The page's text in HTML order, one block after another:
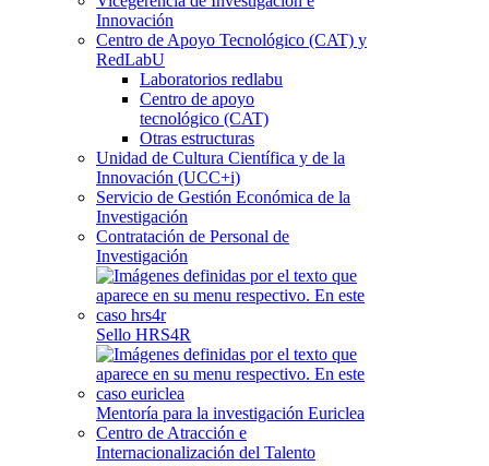
Innovación
Centro de Apoyo Tecnológico (CAT) y
RedLabU
Laboratorios redlabu
Centro de apoyo
tecnológico (CAT)
Otras estructuras
Unidad de Cultura Científica y de la
Innovación (UCC+i)
Servicio de Gestión Económica de la
Investigación
Contratación de Personal de
Investigación
Sello HRS4R
Mentoría para la investigación Euriclea
Centro de Atracción e
Internacionalización del Talento